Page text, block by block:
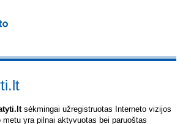
sėkmingai užregistruotas Interneto vizijos
metu yra pilnai aktyvuotas bei paruoštas